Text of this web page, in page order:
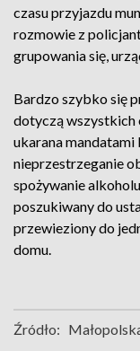
czasu przyjazdu
rozmowie z
grupowania się,
Bardzo szybko się
dotyczą wszystkich
ukarana
nieprzestrzeganie
spożywanie
poszukiwany do
przewieziony do
domu.
Źródło: